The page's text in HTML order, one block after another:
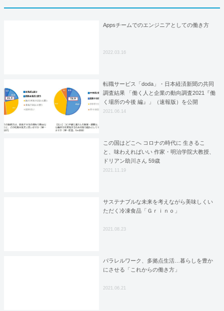
Appsチームでのエンジニアとしての働き方
2022.03.16
転職サービス「doda」・日本経済新聞の共同
調査結果 「働く人と企業の動向調査2021『働
く場所の今後 編』」（速報版）を公開
2021.06.14
この国はどこへ コロナの時代に 生きるこ
と、味わえればいい 作家・明治学院大教授、
ドリアン助川さん 59歳
2021.11.19
サステナブルな未来を考えながら美味しくい
ただく冷凍食品「Ｇｒｉｎｏ」
2021.08.23
パラレルワーク、多拠点生活…暮らしを豊か
にさせる「これからの働き方」
2021.06.21